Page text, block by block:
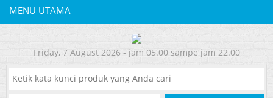
MENU UTAMA
Friday, 7 August 2026 - jam 05.00 sampe jam 22.00